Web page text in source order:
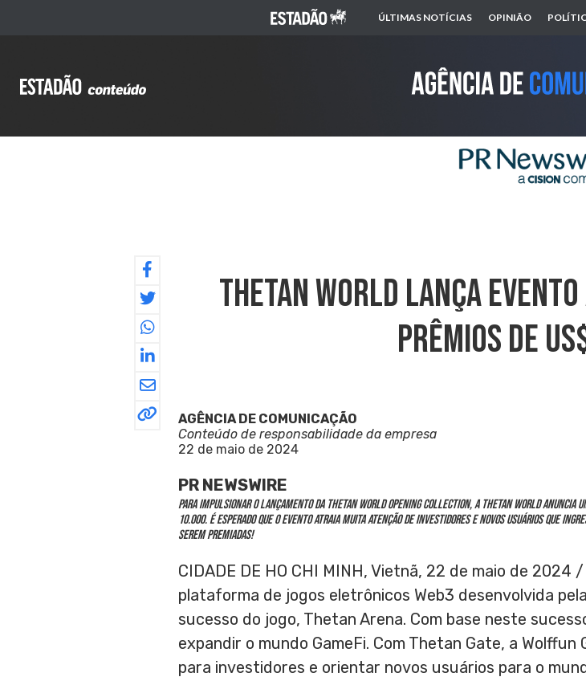
ÚLTIMAS NOTÍCIAS OPINIÃO
Thetan World Lança
Prêmios De
AGÊNCIA DE COMUNICAÇÃO
Conteúdo de responsabilidade da empresa
22 de maio de 2024
PR NEWSWIRE
Para impulsionar o lançamento da Thetan World Opening Collection, a Thetan World anuncia
10.000. É esperado que o evento atraia muita atenção de investidores e novos usuários que
serem premiadas!
CIDADE DE HO CHI MINH, Vietnã, 22 de maio de 2024 /
plataforma de jogos eletrônicos Web3 desenvolvida
sucesso do jogo, Thetan Arena. Com base neste
expandir o mundo GameFi. Com Thetan Gate, a Wolffun
para investidores e orientar novos usuários para o